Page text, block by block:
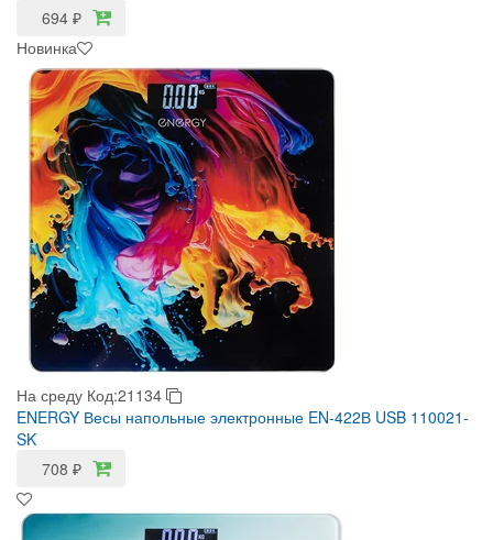
694 ₽
Новинка
На среду Код:21134
ENERGY Весы напольные электронные EN-422В USB 110021-
SK
708 ₽